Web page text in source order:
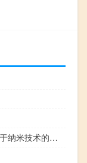
有关纳米技术的资料（关于纳米技术的资料）